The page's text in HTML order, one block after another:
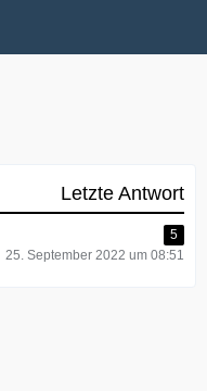
Letzte Antwort
5
25. September 2022 um 08:51